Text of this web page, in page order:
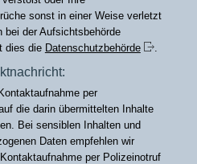
sonst in einer Weise verletzt
bei der Aufsichtsbehörde
dies die Datenschutzbehörde .
per
die darin übermittelten Inhalte
Bei sensiblen Inhalten und
Daten empfehlen wir
per Polizeinotruf